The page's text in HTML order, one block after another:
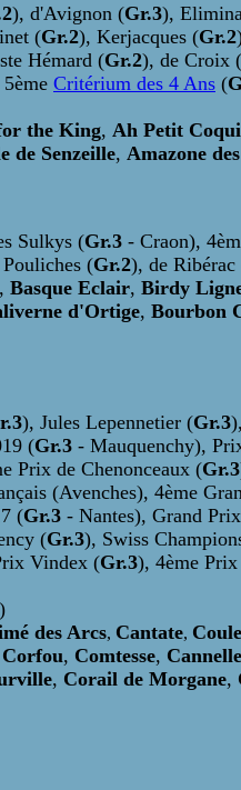
), d'Avignon (Gr.3),
(Gr.2), Kerjacques (Gr.2
Hémard (Gr.2), de Croix (
Critérium des 4 Ans (
the King, Ah Petit
de Senzeille, Amazone
Sulkys (Gr.3 - Craon),
(Gr.2), de Ribérac
, Basque Eclair, Birdy
d'Ortige, Bourbon
), Jules Lepennetier (Gr.3
(Gr.3 - Mauquenchy),
Prix de Chenonceaux (Gr.3
(Avenches), 4ème
(Gr.3 - Nantes), Grand
(Gr.3), Swiss
Vindex (Gr.3), 4ème
des Arcs, Cantate,
Corfou, Comtesse,
, Corail de Morgane,